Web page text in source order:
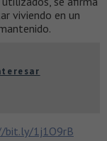
viviendo en un
bit.ly/1j1O9rB